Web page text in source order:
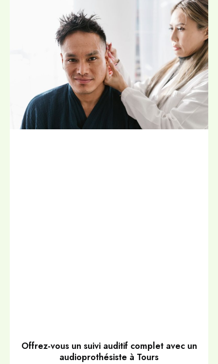
Offrez-vous un suivi auditif complet avec un
audioprothésiste à Tours